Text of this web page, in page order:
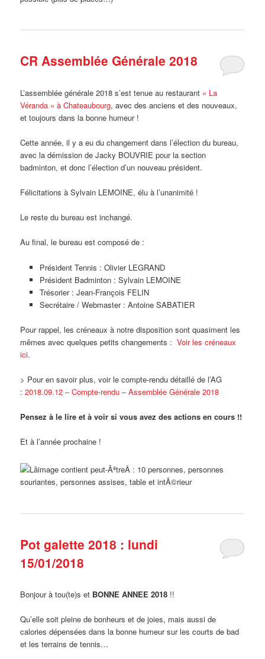
CR Assemblée Générale 2018
L’assemblée générale 2018 s’est tenue au restaurant « La
Véranda » à Chateaubourg, avec des anciens et des nouveaux,
et toujours dans la bonne humeur !
Cette année, il y a eu du changement dans l’élection du bureau,
avec la démission de Jacky BOUVRIE pour la section
badminton, et donc l’élection d’un nouveau président.
Félicitations à Sylvain LEMOINE, élu à l’unanimité !
Le reste du bureau est inchangé.
Au final, le bureau est composé de :
Président Tennis : Olivier LEGRAND
Président Badminton : Sylvain LEMOINE
Trésorier : Jean-François FELIN
Secrétaire / Webmaster : Antoine SABATIER
Pour rappel, les créneaux à notre disposition sont quasiment les
mêmes avec quelques petits changements : Voir les créneaux
ici.
> Pour en savoir plus, voir le compte-rendu détaillé de l’AG
:2018.09.12 – Compte-rendu – Assemblée Générale 2018
Pensez à le lire et à voir si vous avez des actions en cours !!
Et à l’année prochaine !
Pot galette 2018 : lundi
15/01/2018
Bonjour à tou(te)s et BONNE ANNEE 2018 !!
Qu’elle soit pleine de bonheurs et de joies, mais aussi de
calories dépensées dans la bonne humeur sur les courts de bad
et les terrains de tennis…